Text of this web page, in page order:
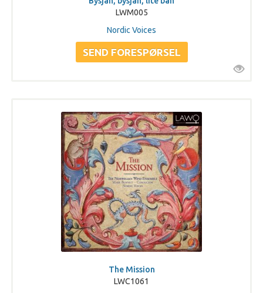
LWM005
Nordic Voices
The Mission
LWC1061